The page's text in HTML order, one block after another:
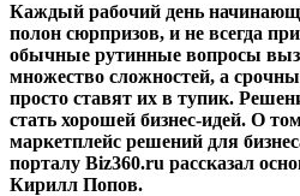
Каждый рабочий день
полон сюрпризов, и не всегда
обычные рутинные вопросы
множество сложностей, а
просто ставят их в тупик.
стать хорошей бизнес-идей. О
маркетплейс решений для
порталу Biz360.ru рассказал
Кирилл Попов.